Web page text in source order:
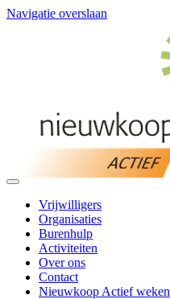
Navigatie overslaan
Vrijwilligers
Organisaties
Burenhulp
Activiteiten
Over ons
Contact
Nieuwkoop Actief weken